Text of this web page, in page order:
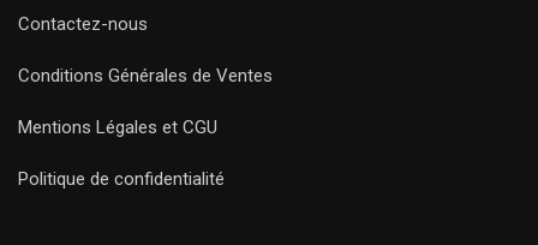
Contactez-nous
Conditions Générales de Ventes
Mentions Légales et CGU
Politique de confidentialité